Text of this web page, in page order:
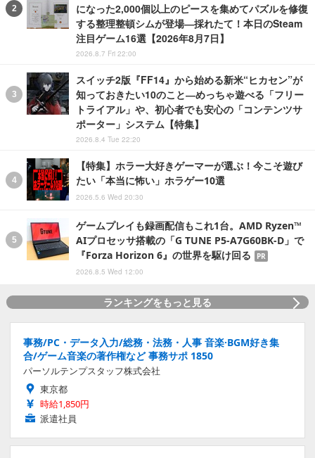
になった2,000個以上のピースを集めてパズルを修復
する整理整頓シムが登場―採れたて！本日のSteam
注目ゲーム16選【2026年8月7日】
2026.8.7 Fri 22:00
スイッチ2版『FF14』から始める新米“ヒカセン”が
知っておきたい10のこと―めっちゃ遊べる「フリー
トライアル」や、初心者でも安心の「コンテンツサ
ポーター」システム【特集】
2026.8.4 Tue 22:20
【特集】ホラー大好きゲーマーが選ぶ！今こそ遊び
たい「本当に怖い」ホラゲー10選
2026.5.6 Wed 20:30
ゲームプレイも録画配信もこれ1台。AMD Ryzen™
AIプロセッサ搭載の「G TUNE P5-A7G60BK-D」で
『Forza Horizon 6』の世界を駆け回る
PR
2026.8.5 Wed 12:00
ランキングをもっと見る
事務/PC・データ入力/総務・法務・人事 音楽·BGM好き集
合/ゲーム音楽の著作権など 事務サポ 1850
パーソルテンプスタッフ株式会社
東京都
時給1,850円
派遣社員